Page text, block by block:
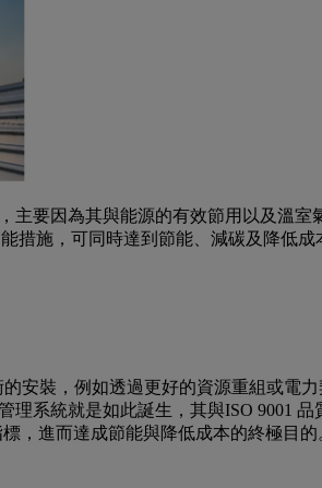
主要因為其與能源的有效節用以及溫
措施，可同時達到節能、減碳及降低成
安裝，例如透過更好的資源重組或電
系統就是如此誕生，其與ISO 9001
，進而達成節能與降低成本的終極目